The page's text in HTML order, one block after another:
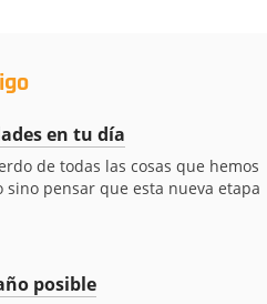
en tu día
de todas las cosas que hemos
sino pensar que esta nueva etapa
posible